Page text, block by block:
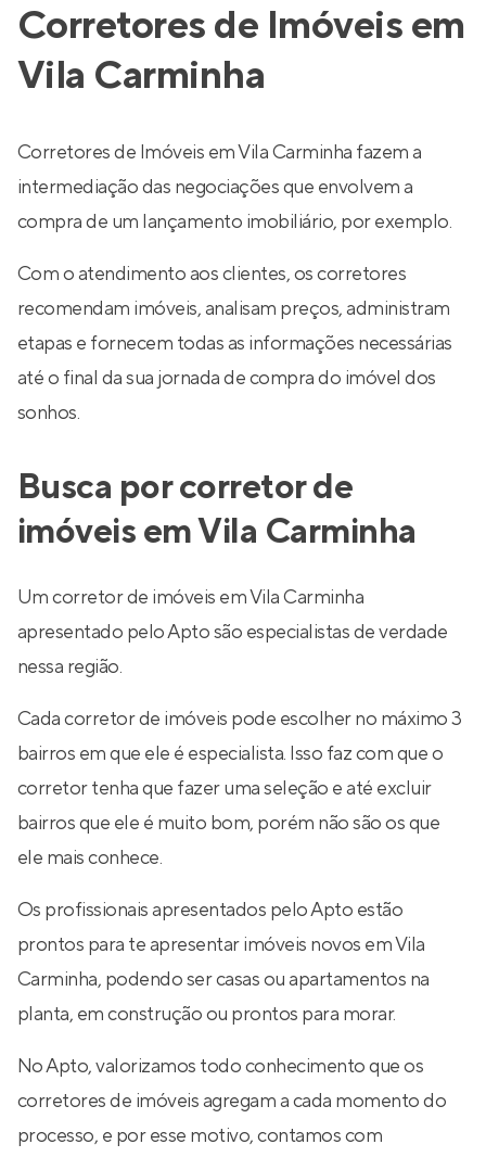
Corretores de Imóveis em
Vila Carminha
Corretores de Imóveis em Vila Carminha fazem a
intermediação das negociações que envolvem a
compra de um lançamento imobiliário, por exemplo.
Com o atendimento aos clientes, os corretores
recomendam imóveis, analisam preços, administram
etapas e fornecem todas as informações necessárias
até o final da sua jornada de compra do imóvel dos
sonhos.
Busca por corretor de
imóveis em Vila Carminha
Um corretor de imóveis em Vila Carminha
apresentado pelo Apto são especialistas de verdade
nessa região.
Cada corretor de imóveis pode escolher no máximo 3
bairros em que ele é especialista. Isso faz com que o
corretor tenha que fazer uma seleção e até excluir
bairros que ele é muito bom, porém não são os que
ele mais conhece.
Os profissionais apresentados pelo Apto estão
prontos para te apresentar imóveis novos em Vila
Carminha, podendo ser casas ou apartamentos na
planta, em construção ou prontos para morar.
No Apto, valorizamos todo conhecimento que os
corretores de imóveis agregam a cada momento do
processo, e por esse motivo, contamos com